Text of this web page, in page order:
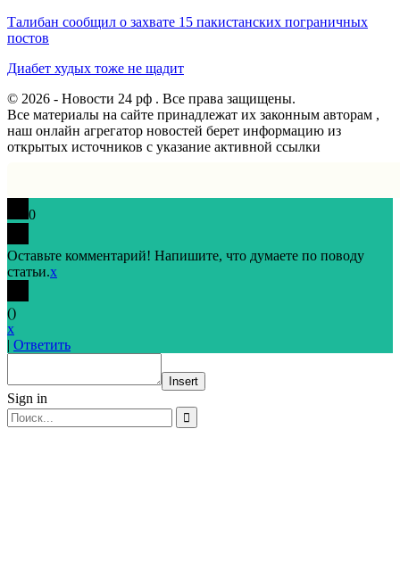
Талибан сообщил о захвате 15 пакистанских пограничных
постов
Диабет худых тоже не щадит
© 2026 - Новости 24 рф . Все права защищены.
Все материалы на сайте принадлежат их законным авторам ,
наш онлайн агрегатор новостей берет информацию из
открытых источников с указание активной ссылки
0
Оставьте комментарий! Напишите, что думаете по поводу
статьи.x
()
x
| Ответить
Insert
Sign in